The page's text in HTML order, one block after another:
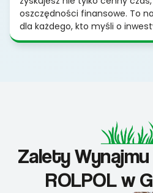
oszczędności finansowe. To
dla każdego, kto myśli o
Zalety
ROLPOL w